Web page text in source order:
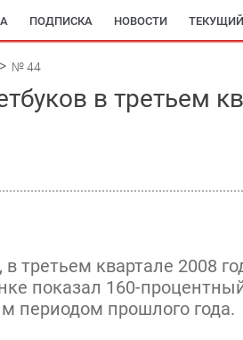
ПОДПИСКА НОВОСТИ
№ 44
в третьем
третьем квартале 2008
показал 160-
периодом прошлого года.